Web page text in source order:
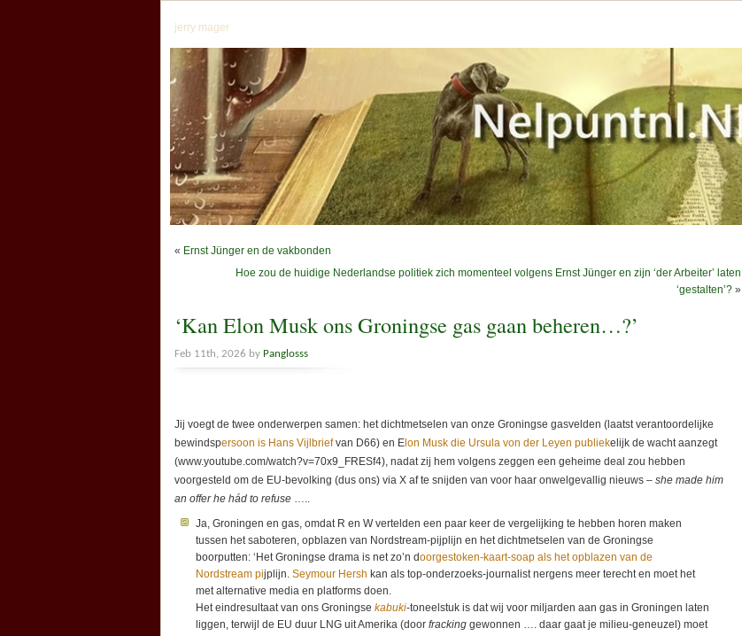
jerry mager
« Ernst Jünger en de vakbonden
Hoe zou de huidige Nederlandse politiek zich momenteel volgens Ernst Jünger en zijn ‘der Arbeiter’ laten
‘gestalten’? »
‘Kan Elon Musk ons Groningse gas gaan beheren…?’
Feb 11th, 2026 by Panglosss
Jij voegt de twee onderwerpen samen: het dichtmetselen van onze Groningse gasvelden (laatst verantoordelijke
bewindspersoon is Hans Vijlbriefvan D66) en Elon Musk die Ursula von der Leyen publiekelijk de wacht aanzegt
(www.youtube.com/watch?v=70x9_FRESf4), nadat zij hem volgens zeggen een geheime deal zou hebben
voorgesteld om de EU-bevolking (dus ons) via X af te snijden van voor haar onwelgevallig nieuws – she made him
an offer he hád to refuse
Ja, Groningen en gas, omdat R en W vertelden een paar keer de vergelijking te hebben horen maken
tussen het saboteren, opblazen van Nordstream-pijplijn en het dichtmetselen van de Groningse
boorputten: ‘Het Groningse drama is net zo’n doorgestoken-kaart-soap als het opblazen van de
Nordstream pijplijn. Seymour Hersh kan als top-onderzoeks-journalist nergens meer terecht en moet het
met alternative media en platforms doen.
Het eindresultaat van ons Groningse kabuki-toneelstuk is dat wij voor miljarden aan gas in Groningen laten
liggen, terwijl de EU duur LNG uit Amerika (door fracking gewonnen …. daar gaat je milieu-geneuzel) moet